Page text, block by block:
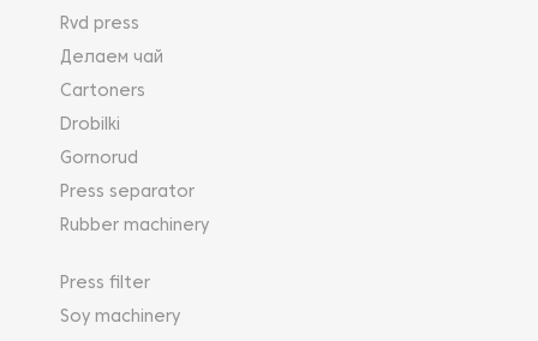
Rvd press
Делаем чай
Cartoners
Drobilki
Gornorud
Press separator
Rubber machinery
Press filter
Soy machinery